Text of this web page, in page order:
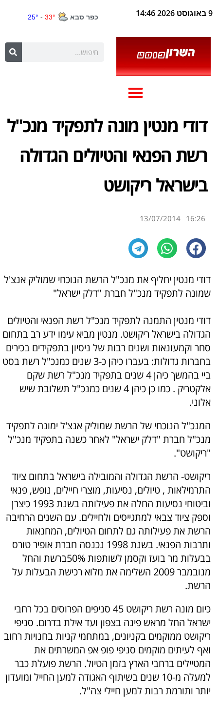
9 באוגוסט 2026 14:46
דודי מנטין מונה לתפקיד מנכ"ל
רשת הפנאי והטיולים הגדולה
בישראל ריקושט
16:26
13/07/2014
דודי מנטין יחליף את מנכ"ל הרשת הנוכחי שמוליק אנצ'ל
שמונה לתפקיד מנכ"ל חברת "דלק ישראל"
דודי מנטין התמנה לתפקיד מנכ"ל רשת הפנאי והטיולים
הגדולה בישראל ריקושט. מנטין מביא עימו ידע רב בתחום
סחר וקמעונאות ושנים רבות של ניסיון בתפקידים בכירים
בחברות גדולות: בעברו כיהן כ-3 שנים כמנכ"ל רשת בסט
ביי בהמשך כיהן 4 שנים בתפקיד מנכ"ל רשת שקם
אלקטריק . כמו כן כיהן 4 שנים כמנכ"ל תשלובת שיש
אלוני.
המנכ"ל הנוכחי של הרשת שמוליק אנצ'ל ימונה לתפקיד
מנכ"ל חברת "דלק ישראל" לאחר כשנה בתפקיד מנכ"ל
"ריקושט".
ריקושט- הרשת הגדולה והמובילה בישראל בתחום ציוד
התרמילאות , טיולים, נסיעות, מוצרי חיילים, נופש, פנאי
וביטוחי נסיעות החלה את פעילותה בשנת 1993 כיצרן
וספק ציוד צבאי למתגייסים ולחיילים. עם השנים הרחיבה
הרשת את פעילותה גם לתחום הטיולים, המחנאות
ותרבות הפנאי. בשנת 1998 נכנסה חברת אופיר טורס
בבעלות מר בועז וקסמן לשותפות 50%ברשת והחל
מנובמבר 2009 השלימה את מלוא רכישת הבעלות על
הרשת.
כיום מונה רשת ריקושט 45 סניפים הפרוסים בכל רחבי
ישראל החל מראש פינה בצפון ועד אילת בדרום. סניפי
ריקושט ממוקמים בקניונים, במתחמי קניות בחנויות רחוב
ואף לעיתים מוקמים סניפי פופ אפ המשרתים את
המטיילים ברחבי הארץ בזמן הטיול. הרשת פועלת כבר
למעלה מ-10 שנים בשיתוף האגודה למען החייל ומועדון
יותר ותורמת רבות למען חיילי צה"ל.